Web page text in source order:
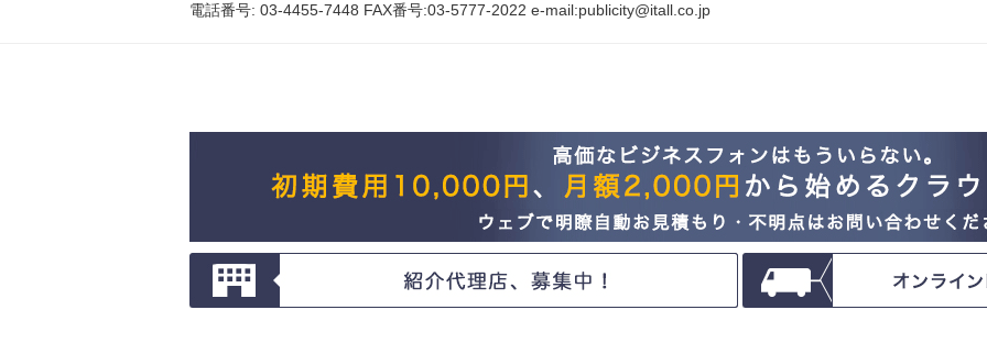
電話番号: 03-4455-7448 FAX番号:03-5777-2022 e-mail:publicity@itall.co.jp